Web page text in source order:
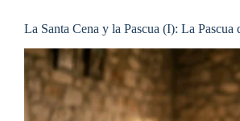
La Santa Cena y la Pascua (I): La Pascua